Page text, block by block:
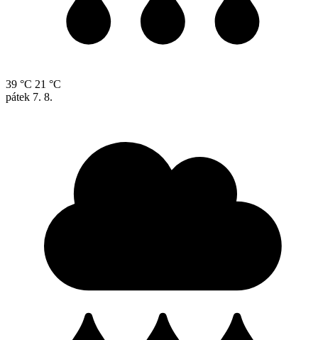
39 °C 21 °C
pátek 7. 8.